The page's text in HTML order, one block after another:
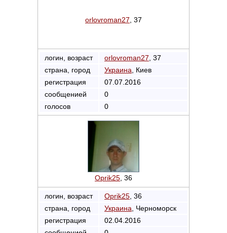
orlovroman27 , 37
логин, возраст orlovroman27 , 37
страна, город
Украина , Киев
регистрация
07.07.2016
сообщенией
0
голосов
0
Oprik25 , 36
логин, возраст Oprik25 , 36
страна, город
Украина , Черноморск
регистрация
02.04.2016